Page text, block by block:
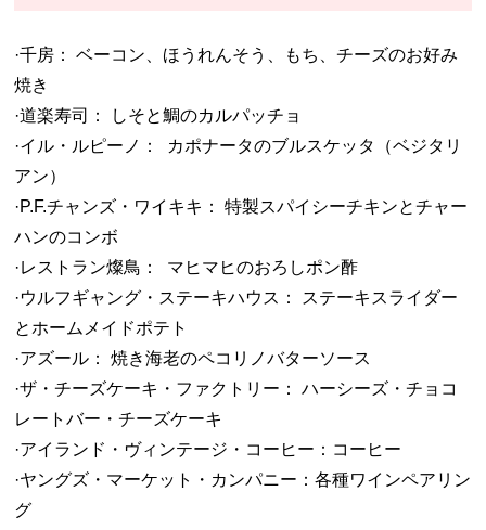
·千房： ベーコン、ほうれんそう、もち、チーズのお好み
焼き
·道楽寿司： しそと鯛のカルパッチョ
·イル・ルピーノ： カポナータのブルスケッタ（ベジタリ
アン）
·P.F.チャンズ・ワイキキ： 特製スパイシーチキンとチャー
ハンのコンボ
·レストラン燦鳥： マヒマヒのおろしポン酢
·ウルフギャング・ステーキハウス： ステーキスライダー
とホームメイドポテト
·アズール： 焼き海老のペコリノバターソース
·ザ・チーズケーキ・ファクトリー： ハーシーズ・チョコ
レートバー・チーズケーキ
·アイランド・ヴィンテージ・コーヒー：コーヒー
·ヤングズ・マーケット・カンパニー：各種ワインペアリン
グ